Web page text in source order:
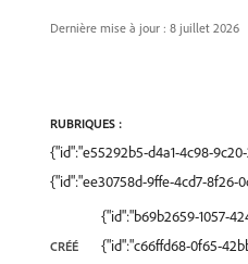
Dernière mise à jour : 8 juillet 2026
RUBRIQUES :
{"id":"e55292b5-d4a1-4c98-
{"id":"ee30758d-9ffe-4cd7-8f26-
CRÉÉ
{"id":"b69b2659-1057-
{"id":"c66ffd68-0f65-